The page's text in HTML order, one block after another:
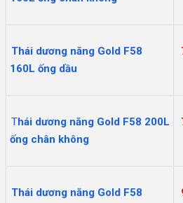
Thái dương năng Gold F58
160L ống dầu
Thái dương năng Gold F58 200L
ống chân không
Thái dương năng Gold F58